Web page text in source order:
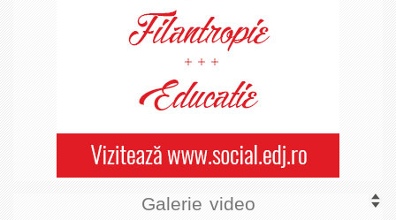
Galerie video